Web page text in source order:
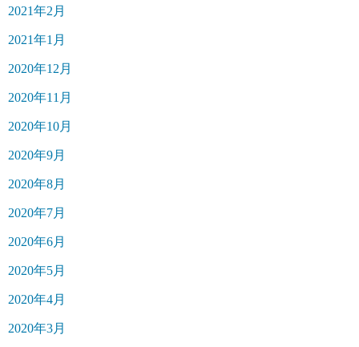
2021年2月
2021年1月
2020年12月
2020年11月
2020年10月
2020年9月
2020年8月
2020年7月
2020年6月
2020年5月
2020年4月
2020年3月